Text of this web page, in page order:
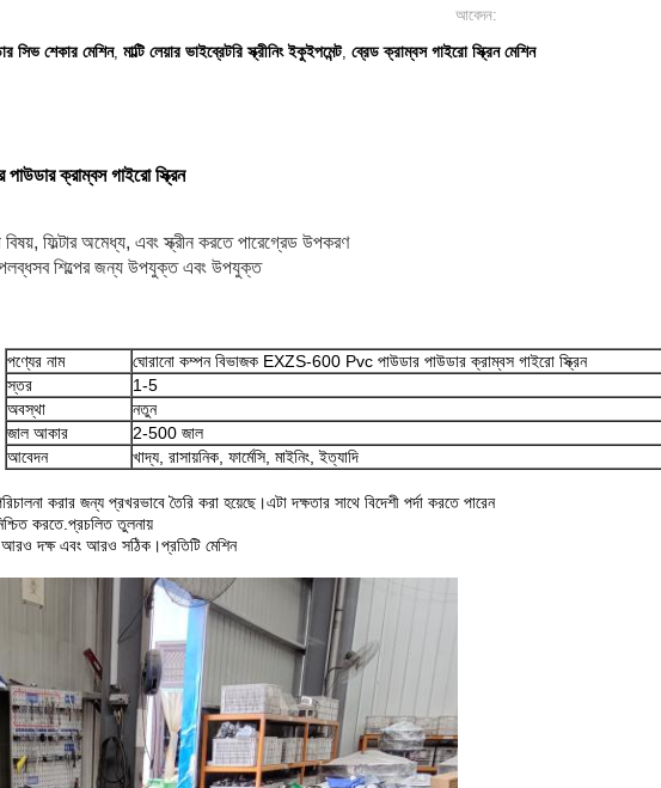
আবেদন:
সিভ শেকার মেশিন, মাল্টি লেয়ার ভাইব্রেটরি স্ক্রীনিং ইকুইপমেন্ট, ব্রেড ক্রাম্বস গাইরো স্ক্রিন মেশিন
ক্রাম্বস গাইরো স্ক্রিন
ফিল্টার অমেধ্য, এবং স্ক্রীন করতে পারেগ্রেড উপকরণ
সব শিল্পের জন্য উপযুক্ত এবং উপযুক্ত
পণ্যের নাম
ঘোরানো কম্পন বিভাজক EXZS-600 Pvc পাউডার পাউডার ক্রাম্বস গাইরো স্ক্রিন
স্তর
1-5
অবস্থা
নতুন
জাল আকার
2-500 জাল
আবেদন
খাদ্য, রাসায়নিক, ফার্মেসি, মাইনিং, ইত্যাদি
করার জন্য প্রখরভাবে তৈরি করা হয়েছে।এটা দক্ষতার সাথে বিদেশী পর্দা করতে পারেন
করতে.প্রচলিত তুলনায়
আরও দক্ষ এবং আরও সঠিক।প্রতিটি মেশিন